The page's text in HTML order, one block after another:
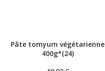
Pâte tomyum végétarienne
400g*(24)